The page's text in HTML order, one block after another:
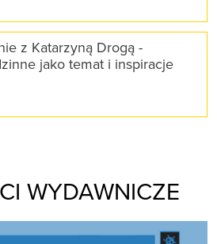
z Katarzyną Drogą -
jako temat i inspiracje
WYDAWNICZE